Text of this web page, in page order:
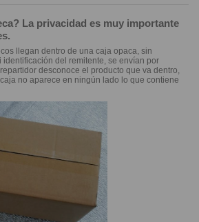
La privacidad es muy importante
llegan dentro de una caja opaca, sin
del remitente, se envían por
desconoce el producto que va dentro,
no aparece en ningún lado lo que contiene